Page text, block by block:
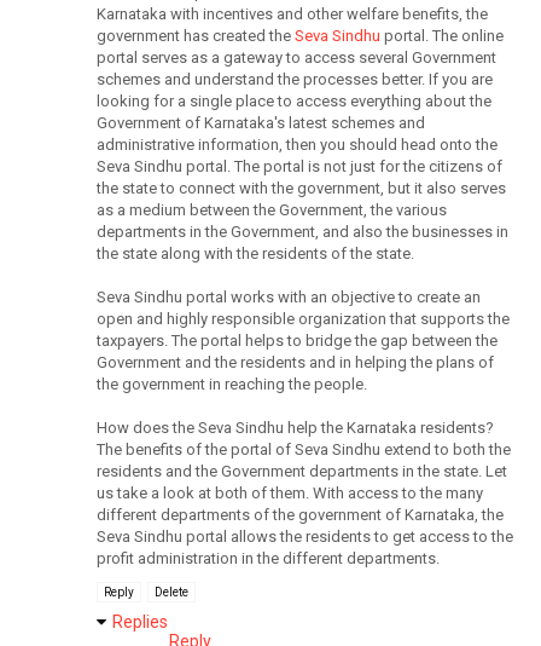
Karnataka with incentives and other welfare benefits, the
government has created the Seva Sindhu portal. The online
portal serves as a gateway to access several Government
schemes and understand the processes better. If you are
looking for a single place to access everything about the
Government of Karnataka's latest schemes and
administrative information, then you should head onto the
Seva Sindhu portal. The portal is not just for the citizens of
the state to connect with the government, but it also serves
as a medium between the Government, the various
departments in the Government, and also the businesses in
the state along with the residents of the state.
Seva Sindhu portal works with an objective to create an
open and highly responsible organization that supports the
taxpayers. The portal helps to bridge the gap between the
Government and the residents and in helping the plans of
the government in reaching the people.
How does the Seva Sindhu help the Karnataka residents?
The benefits of the portal of Seva Sindhu extend to both the
residents and the Government departments in the state. Let
us take a look at both of them. With access to the many
different departments of the government of Karnataka, the
Seva Sindhu portal allows the residents to get access to the
profit administration in the different departments.
Reply Delete
Replies
Reply